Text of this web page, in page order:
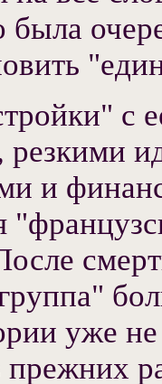
была
с
резкими
и
уже